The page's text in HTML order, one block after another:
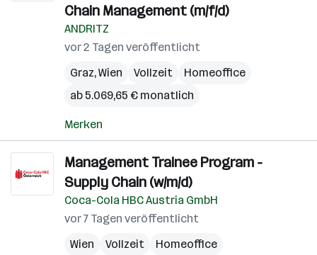
Chain Management (m/f/d)
ANDRITZ
vor 2 Tagen veröffentlicht
Graz,Wien Vollzeit
Homeoffice
ab 5.069,65 € monatlich
Merken
Management Trainee Program -
Supply Chain (w/m/d)
Coca-Cola HBC Austria GmbH
vor 7 Tagen veröffentlicht
Wien
Vollzeit
Homeoffice